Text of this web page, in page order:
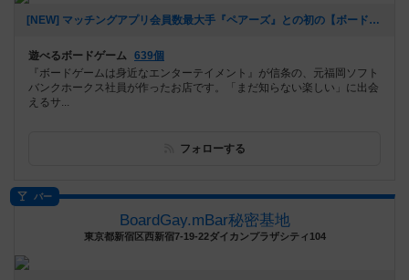
[NEW] マッチングアプリ会員数最大手『ペアーズ』との初の【ボードゲームマッチングイベント】開催決定‼️（2026年01月06日 16時43分）
遊べるボードゲーム 639個
『ボードゲームは身近なエンターテイメント』が信条の、元福岡ソフト
バンクホークス社員が作ったお店です。「まだ知らない楽しい」に出会
えるサ...
フォローする
バー
BoardGay.mBar秘密基地
東京都新宿区西新宿7-19-22ダイカンプラザシティ104